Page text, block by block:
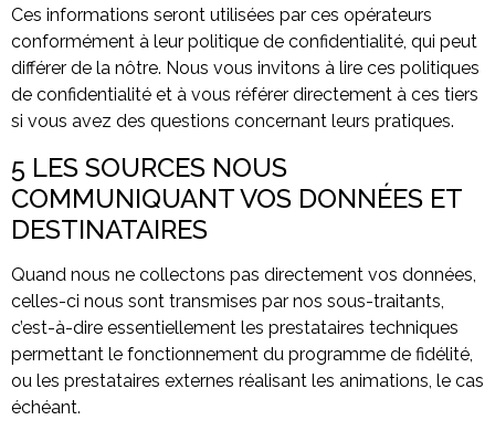
Ces informations seront utilisées par ces opérateurs
conformément à leur politique de confidentialité, qui peut
différer de la nôtre. Nous vous invitons à lire ces politiques
de confidentialité et à vous référer directement à ces tiers
si vous avez des questions concernant leurs pratiques.
5 LES SOURCES NOUS
COMMUNIQUANT VOS DONNÉES ET
DESTINATAIRES
Quand nous ne collectons pas directement vos données,
celles-ci nous sont transmises par nos sous-traitants,
c’est-à-dire essentiellement les prestataires techniques
permettant le fonctionnement du programme de fidélité,
ou les prestataires externes réalisant les animations, le cas
échéant.